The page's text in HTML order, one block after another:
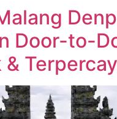
Door-to-